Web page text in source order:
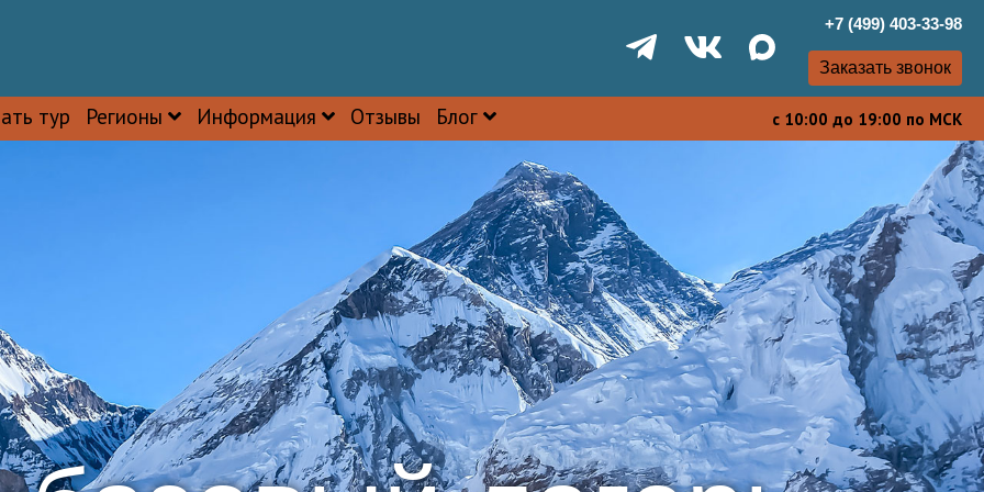
+7 (499) 403-33-98
Заказать звонок
с 10:00 до 19:00 по МСК
тур Регионы Информация Отзывы Блог